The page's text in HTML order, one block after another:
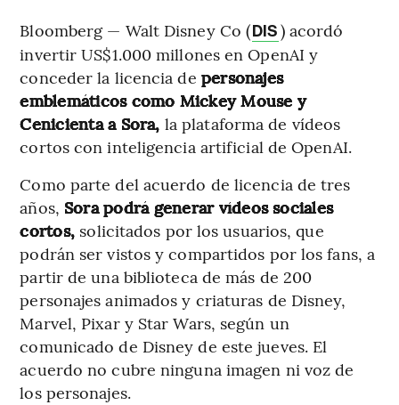
Bloomberg — Walt Disney Co (DIS) acordó
invertir US$1.000 millones en OpenAI y
conceder la licencia de personajes
emblemáticos como Mickey Mouse y
Cenicienta a Sora, la plataforma de vídeos
cortos con inteligencia artificial de OpenAI.
Como parte del acuerdo de licencia de tres
años, Sora podrá generar vídeos sociales
cortos, solicitados por los usuarios, que
podrán ser vistos y compartidos por los fans, a
partir de una biblioteca de más de 200
personajes animados y criaturas de Disney,
Marvel, Pixar y Star Wars, según un
comunicado de Disney de este jueves. El
acuerdo no cubre ninguna imagen ni voz de
los personajes.